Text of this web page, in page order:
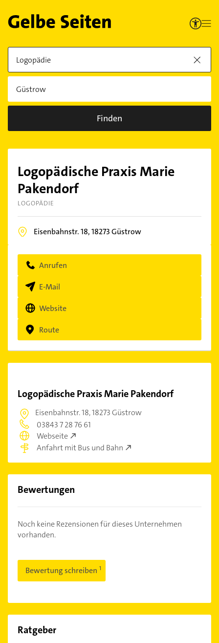
Finden
Logopädische Praxis Marie
Pakendorf
LOGOPÄDIE
Eisenbahnstr. 18,18273Güstrow
Anrufen
E-Mail
Website
Route
Logopädische Praxis Marie Pakendorf
Eisenbahnstr. 18,18273 Güstrow
03843 7 28 76 61
Webseite
Anfahrt mit Bus und Bahn
Bewertungen
Noch keine Rezensionen für dieses Unternehmen
vorhanden.
Bewertung schreiben
Ratgeber